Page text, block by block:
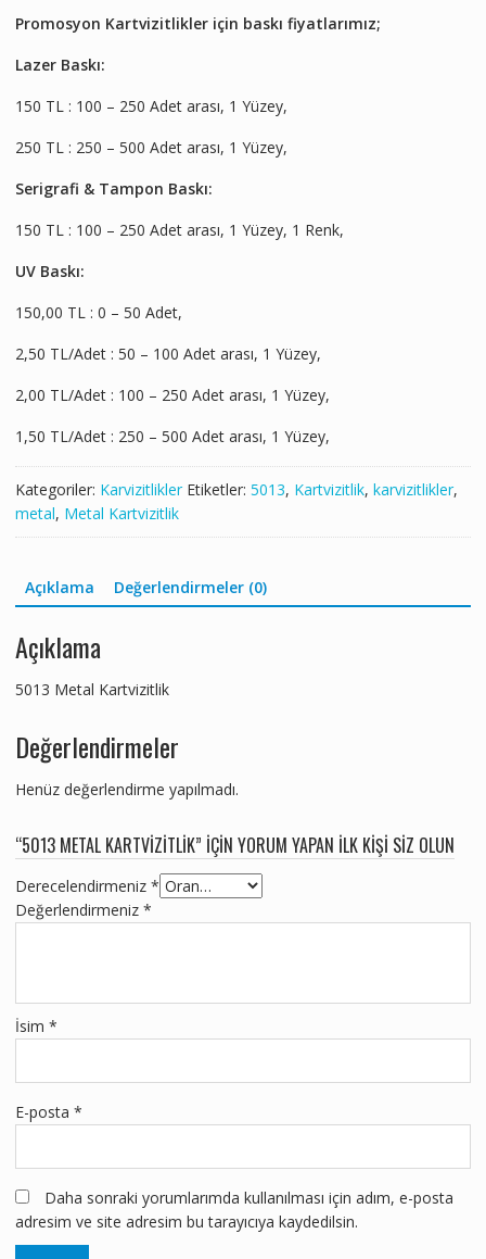
Promosyon Kartvizitlikler için baskı fiyatlarımız;
Lazer Baskı:
150 TL : 100 – 250 Adet arası, 1 Yüzey,
250 TL : 250 – 500 Adet arası, 1 Yüzey,
Serigrafi & Tampon Baskı:
150 TL : 100 – 250 Adet arası, 1 Yüzey, 1 Renk,
UV Baskı:
150,00 TL : 0 – 50 Adet,
2,50 TL/Adet : 50 – 100 Adet arası, 1 Yüzey,
2,00 TL/Adet : 100 – 250 Adet arası, 1 Yüzey,
1,50 TL/Adet : 250 – 500 Adet arası, 1 Yüzey,
Kategoriler: Karvizitlikler Etiketler: 5013, Kartvizitlik, karvizitlikler,
metal, Metal Kartvizitlik
Açıklama Değerlendirmeler (0)
Açıklama
5013 Metal Kartvizitlik
Değerlendirmeler
Henüz değerlendirme yapılmadı.
“5013 METAL KARTVIZITLIK” IÇIN YORUM YAPAN ILK KIŞI SIZ OLUN
Derecelendirmeniz *
Değerlendirmeniz *
İsim *
E-posta *
Daha sonraki yorumlarımda kullanılması için adım, e-posta
adresim ve site adresim bu tarayıcıya kaydedilsin.